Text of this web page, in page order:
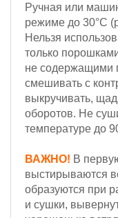
Ручная или
режиме до 30°С
Нельзя
только
не содержащими
смешивать с
выкручивать,
оборотов. Не
температуре до
ВАЖНО! В
выстирываются
образуются при
и сушки,